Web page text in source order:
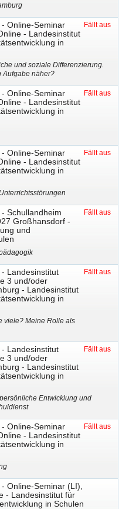
- Online-Seminar
- Landesinstitut
in
Fällt aus
und soziale Differenzierung.
Aufgabe näher?
- Online-Seminar
- Landesinstitut
in
Fällt aus
- Online-Seminar
- Landesinstitut
in
Fällt aus
- Schullandheim
Großhansdorf -
und
Fällt aus
- Landesinstitut
3 und/oder
- Landesinstitut
in
Fällt aus
viele? Meine Rolle als
- Landesinstitut
3 und/oder
- Landesinstitut
in
Fällt aus
Entwicklung und
- Online-Seminar
- Landesinstitut
in
Fällt aus
- Online-Seminar (LI),
- Landesinstitut für
in Schulen